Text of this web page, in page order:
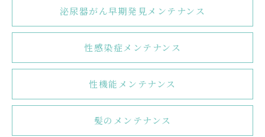
泌尿器がん早期発見メンテナンス
性感染症メンテナンス
性機能メンテナンス
髪のメンテナンス